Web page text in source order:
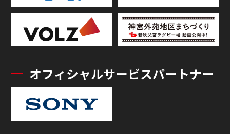
オフィシャルサービスパートナー